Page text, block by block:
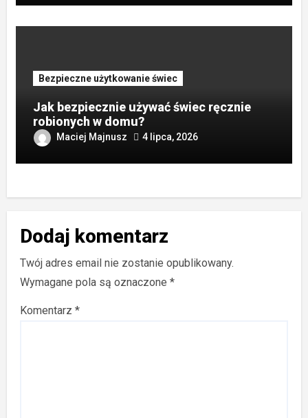
Bezpieczne użytkowanie świec
Jak bezpiecznie używać świec ręcznie
robionych w domu?
Maciej Majnusz 4 lipca, 2026
Dodaj komentarz
Twój adres email nie zostanie opublikowany.
Wymagane pola są oznaczone*
Komentarz*